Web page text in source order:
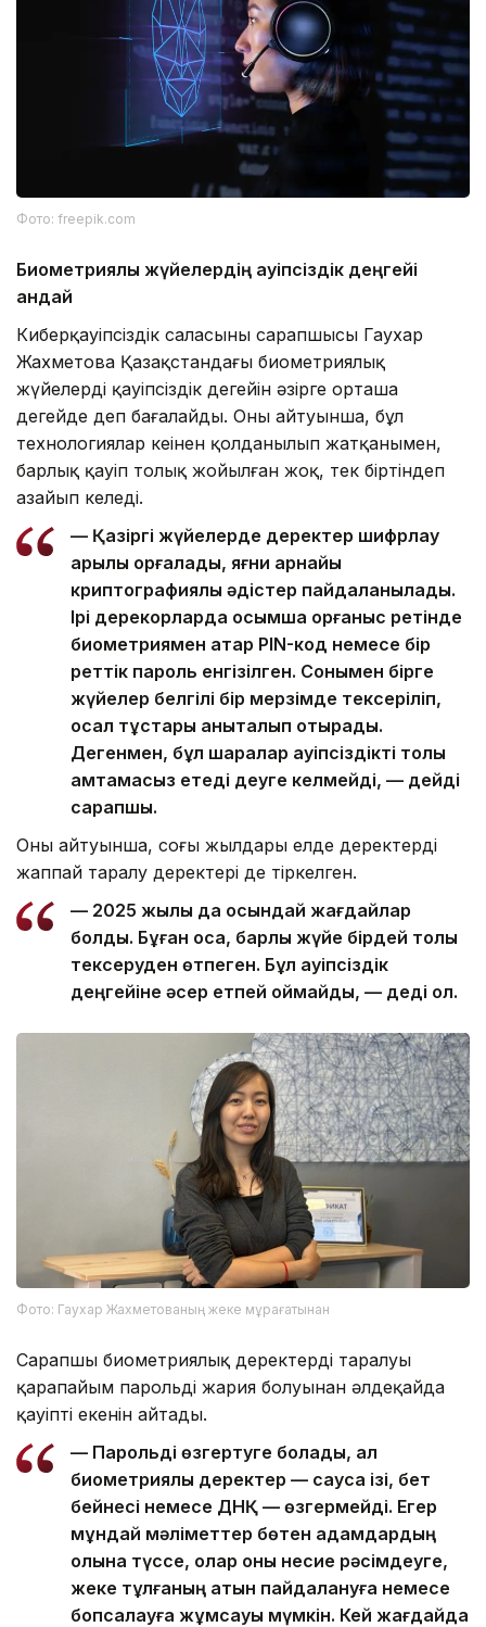
Фото: freepik.com
Биометриялық жүйелердің қауіпсіздік деңгейі
қандай
Киберқауіпсіздік саласының сарапшысы Гаухар
Жахметова Қазақстандағы биометриялық
жүйелердің қауіпсіздік деңгейін әзірге орташа
деңгейде деп бағалайды. Оның айтуынша, бұл
технологиялар кеңінен қолданылып жатқанымен,
барлық қауіп толық жойылған жоқ, тек біртіндеп
азайып келеді.
— Қазіргі жүйелерде деректер шифрлау
арқылы қорғалады, яғни арнайы
криптографиялық әдістер пайдаланылады.
Ірі дерекқорларда қосымша қорғаныс ретінде
биометриямен қатар PIN-код немесе бір
реттік пароль енгізілген. Сонымен бірге
жүйелер белгілі бір мерзімде тексеріліп,
осал тұстары анықталып отырады.
Дегенмен, бұл шаралар қауіпсіздікті толық
қамтамасыз етеді деуге келмейді, — дейді
сарапшы.
Оның айтуынша, соңғы жылдары елде деректердің
жаппай таралу деректері де тіркелген.
— 2025 жылы да осындай жағдайлар
болды. Бұған қоса, барлық жүйе бірдей толық
тексеруден өтпеген. Бұл қауіпсіздік
деңгейіне әсер етпей қоймайды, — деді ол.
Фото: Гаухар Жахметованың жеке мұрағатынан
Сарапшы биометриялық деректердің таралуы
қарапайым парольдің жария болуынан әлдеқайда
қауіпті екенін айтады.
— Парольді өзгертуге болады, ал
биометриялық деректер — саусақ ізі, бет
бейнесі немесе ДНҚ — өзгермейді. Егер
мұндай мәліметтер бөтен адамдардың
қолына түссе, олар оны несие рәсімдеуге,
жеке тұлғаның атын пайдалануға немесе
бопсалауға жұмсауы мүмкін. Кей жағдайда